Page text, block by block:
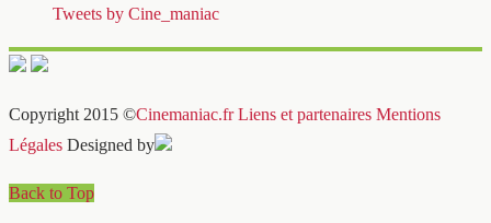
Tweets by Cine_maniac
Copyright 2015 ©Cinemaniac.fr Liens et partenaires Mentions
Légales Designed by
Back to Top